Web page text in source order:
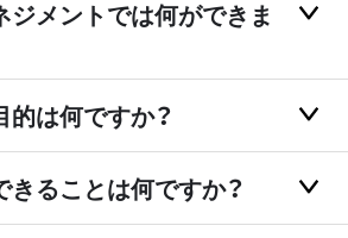
ジメントでは何ができま
的は何ですか？
きることは何ですか？